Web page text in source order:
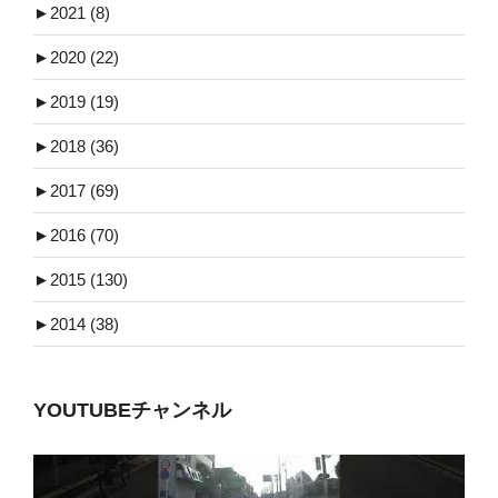
► 2021 (8)
► 2020 (22)
► 2019 (19)
► 2018 (36)
► 2017 (69)
► 2016 (70)
► 2015 (130)
► 2014 (38)
YOUTUBEチャンネル